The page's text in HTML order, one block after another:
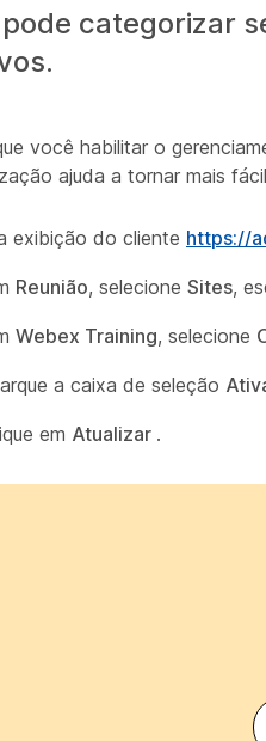
categorizar
você habilitar o
ajuda a tornar mais
exibição do cliente https://
Reunião, selecione Sites,
Webex Training, selecione
a caixa de seleção
em Atualizar .